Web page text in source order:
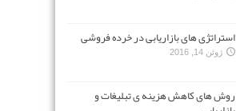
استراتژی های بازاریابی در خرده فروشی
ژوئن 14, 2016
روش های کاهش هزینه ی تبلیغات و